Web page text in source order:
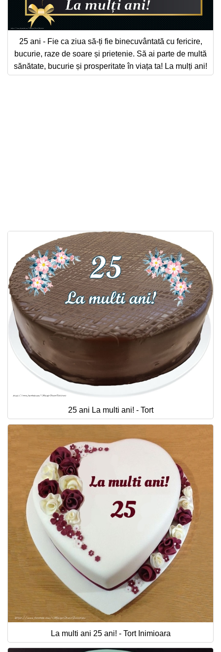
25 ani - Fie ca ziua să-ți fie binecuvântată cu fericire,
bucurie, raze de soare și prietenie. Să ai parte de multă
sănătate, bucurie și prosperitate în viața ta! La mulți ani!
25 ani La multi ani! - Tort
La multi ani 25 ani! - Tort Inimioara